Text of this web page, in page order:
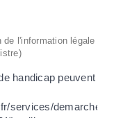
l'information légale
handicap peuvent
services/demarches-